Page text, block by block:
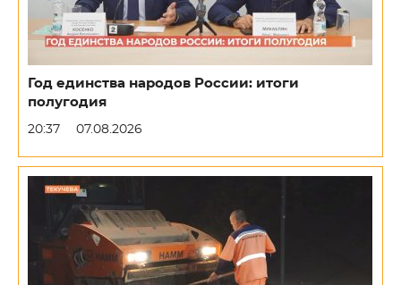
Год единства народов России: итоги
полугодия
20:37 07.08.2026